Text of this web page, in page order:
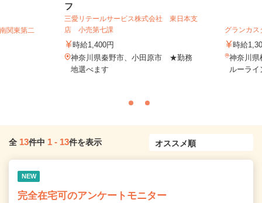
関東第二
フ
三愛リテールサービス株式会社 東日本支
店 小売第七課
時給1,400円
神奈川県秦野市、小田原市 ★勤務
地選べます
グランカ
時給
神奈川県
ルーラ
全 13件中 1 - 13件を表示
NEW
完全在宅可のアンケートモニター